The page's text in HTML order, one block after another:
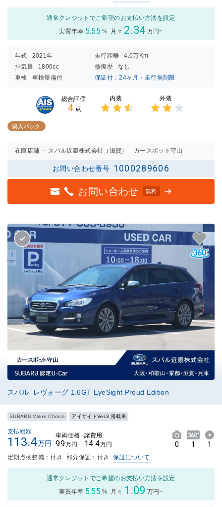
通常クレジットでご希望のお支払い方法を設定
実質年率 5.55 % 月々 2.34 万円~
年式 2021年 走行距離
4.0万Km
排気量
1800cc 修復歴
なし
車検
車検整備付 保証付：24ヶ月・走行無制限
総合評価
4 点
内装 外装
購入パック
在庫店舗 スバル近畿株式会社（滋賀） カースポット守山
お問い合わせ番号 1000289606
お問い合わせ 無料
スバル レヴォーグ 1.6GT EyeSight Proud Edition
SUBARU Value Choice アイサイトVer.3 搭載車
支払総額
113.4万円
車両価格
99万円
諸費用
14.4万円 0 1 1
定期点検整備：付き 部分保証：付き 保証について
通常クレジットでご希望のお支払い方法を設定
実質年率 5.55 % 月々 1.09 万円~